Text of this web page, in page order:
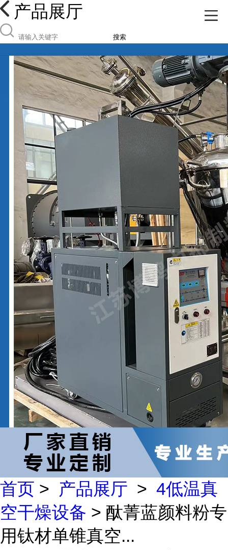
产品展厅
搜索
首页 > 产品展厅 > 4低温真
空干燥设备 > 酞菁蓝颜料粉专
用钛材单锥真空...